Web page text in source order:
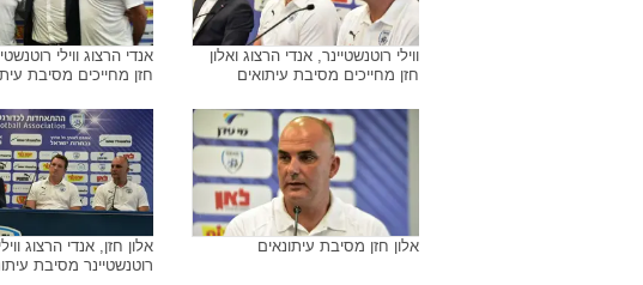
ווילי רוטנשטיינר, אנדי הרצוג ואלון
חזן מחייכים מסיבת עיתואים
אנדי הרצוג ווילי
חזן מחייכים מסיבת
אלון חזן מסיבת עיתונאים
אלון חזן, אנדי הרצוג ווילי
רוטנשטיינר מסיבת